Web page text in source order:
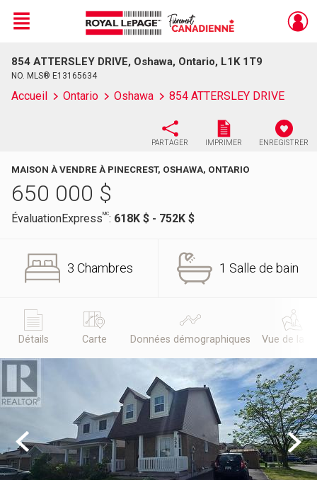
Live
En Direct
Menu
854 ATTERSLEY DRIVE, Oshawa, Ontario, L1K 1T9
NO. MLS® E13165634
Accueil Ontario Oshawa 854 ATTERSLEY DRIVE
PARTAGER IMPRIMER ENREGISTRER
MAISON À VENDRE À PINECREST, OSHAWA, ONTARIO
650 000 $
ÉvaluationExpressMC: 618K $ - 752K $
3 Chambres 1 Salle de bain
Détails Carte Données démographiques Vue de la
Previous Next